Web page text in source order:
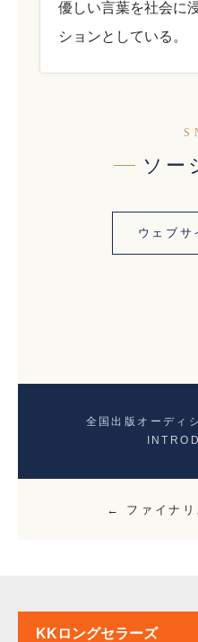
優しい言葉を社会に
ションとしている。
ソー
ウェブサ
全国出版オーデ
← ファイナリ
KKロングセラーズ